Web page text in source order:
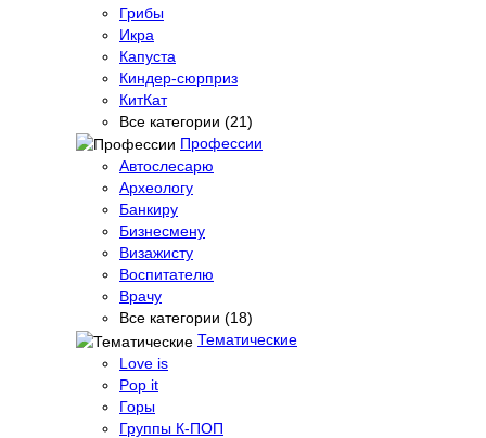
Грибы
Икра
Капуста
Киндер-сюрприз
КитКат
Все категории (21)
Профессии
Автослесарю
Археологу
Банкиру
Бизнесмену
Визажисту
Воспитателю
Врачу
Все категории (18)
Тематические
Love is
Pop it
Горы
Группы К-ПОП